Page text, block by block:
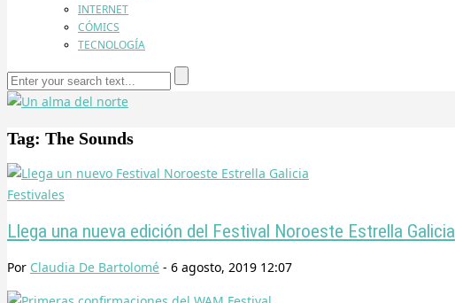
INTERNET
CÓMICS
TECNOLOGÍA
Tag: The Sounds
Festivales
Llega una nueva edición del Festival Noroeste Estrella Galicia
Por Claudia De Bartolomé - 6 agosto, 2019 12:07